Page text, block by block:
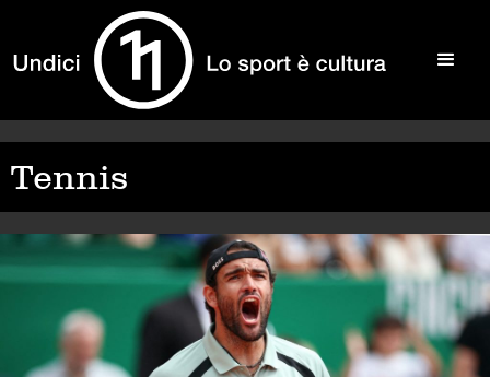
Tennis